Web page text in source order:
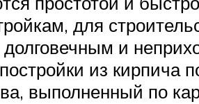
для
и
из кирпича
выполненный по